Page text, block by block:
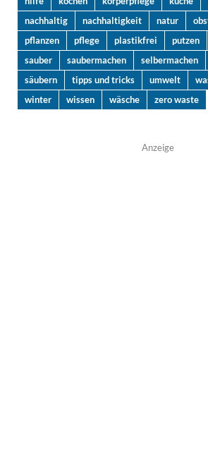
nachhaltig
nachhaltigkeit natur
pflanzen
pflege plastikfrei putzen
sauber
saubermachen selbermachen
säubern
tipps und tricks umwelt
winter
wissen wäsche zero waste
Anzeige